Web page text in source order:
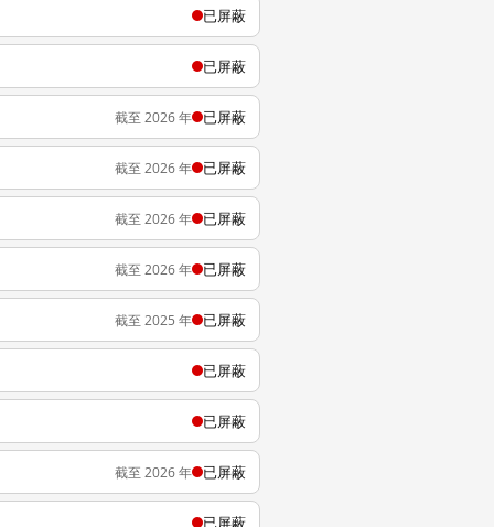
已屏蔽
已屏蔽
截至 2026 年 已屏蔽
截至 2026 年 已屏蔽
截至 2026 年 已屏蔽
截至 2026 年 已屏蔽
截至 2025 年 已屏蔽
已屏蔽
已屏蔽
截至 2026 年 已屏蔽
已屏蔽